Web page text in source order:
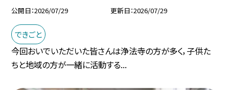
公開日 2026/07/29 更新日 2026/07/29
できごと
今回おいでいただいた皆さんは浄法寺の方が多く，子供た
ちと地域の方が一緒に活動する...